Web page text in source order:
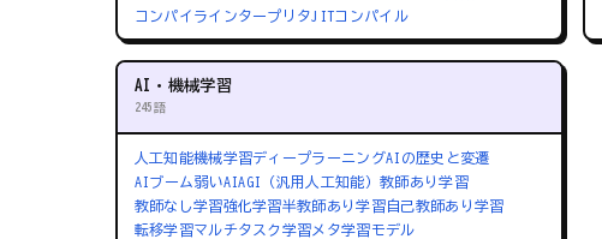
コンパイラインタープリタ JITコンパイル
AI・機械学習
245語
人工知能機械学習ディープラーニングAIの歴史と変遷
AIブーム 弱いAIAGI（汎用人工知能）教師あり学習
教師なし学習強化学習半教師あり学習自己教師あり学習
転移学習マルチタスク学習メタ学習モデル